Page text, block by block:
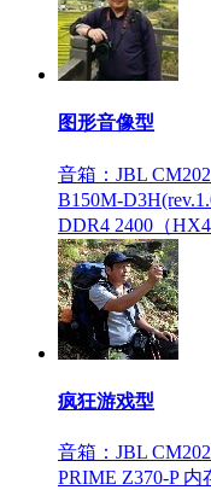
图形音像型
音箱：JBL CM202
B150M-
DDR4 2400（
疯狂游戏型
音箱：JBL CM202
PRIME Z370-P 内